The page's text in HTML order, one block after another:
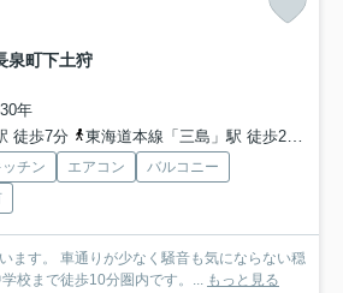
町下土狩
年
徒歩7分
東海道本線「三島」駅 徒歩25分
チン エアコン
バルコニー
ます。 車通りが少なく騒音も気にならない穏
です。 小・中学校まで徒歩10分圏内です。... もっと見る